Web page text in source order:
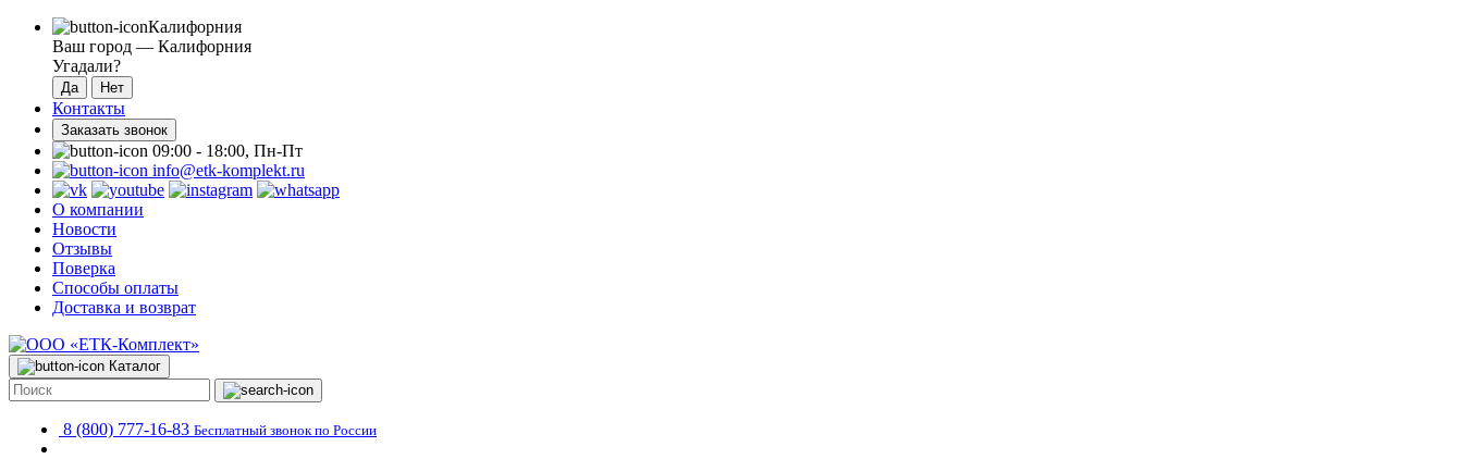
Калифорния
Ваш город — Калифорния
Угадали?
Контакты
Заказать звонок
09:00 - 18:00, Пн-Пт
info@etk-komplekt.ru
О компании
Новости
Отзывы
Поверка
Способы оплаты
Доставка и возврат
Каталог
8 (800) 777-16-83 Бесплатный звонок по России